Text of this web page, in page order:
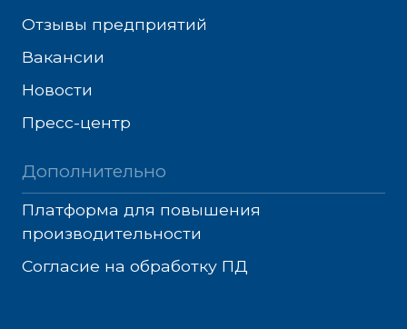
Отзывы предприятий
Вакансии
Новости
Пресс-центр
Дополнительно
Платформа для повышения
производительности
Согласие на обработку ПД